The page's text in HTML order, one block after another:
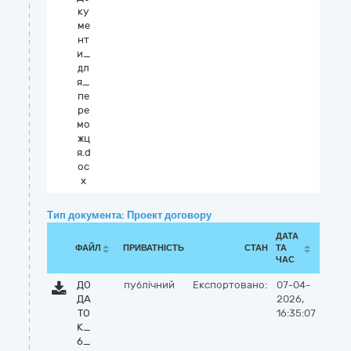
ку
ме
нт
и_
дл
я_
пе
ре
мо
жц
я.d
oc
x
Тип документа: Проект договору
ФАЙЛ ПРИВАТНІСТЬ СТАН
ДАТА
ТА
ЧАС
ДО
ДА
ТО
К_
6_
публічний Експортовано:
07-04-
2026,
16:35:07